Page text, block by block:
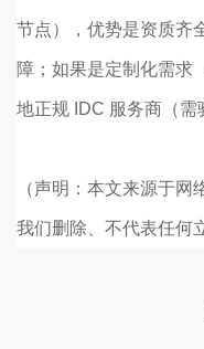
节点），优势是资质齐
障；如果是定制化需求
地正规 IDC 服务商（需
（声明：本文来源于
我们删除、不代表任何